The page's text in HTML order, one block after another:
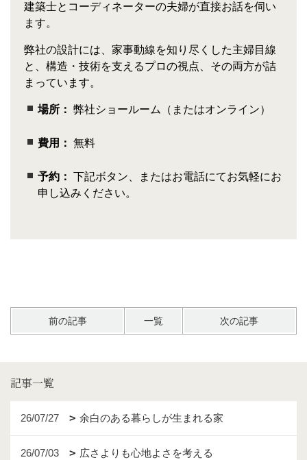
建築士とコーディネーターの夫婦が直接お話を伺い
ます。
弊社の設計には、家事動線を知り尽くした主婦目線
と、構造・技術を支えるプロの視点、その両方が詰
まっています。
場所： 弊社ショールーム（またはオンライン）
費用： 無料
予約： 下記ボタン、またはお電話にてお気軽にお
申し込みください。
前の記事 一覧 次の記事
記事一覧
26/07/27 余白のある暮らしが生まれる家
26/07/03 広さよりも心地よさを考える